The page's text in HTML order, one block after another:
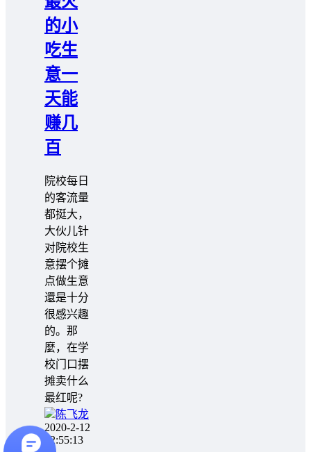
的小
吃生
意一
天能
赚几
百
院校每日
的客流量
都挺大，
大伙儿针
对院校生
意摆个摊
点做生意
還是十分
很感兴趣
的。那
麼，在学
校门口摆
摊卖什么
最红呢?
陈飞龙
2020-2-12
12:55:13